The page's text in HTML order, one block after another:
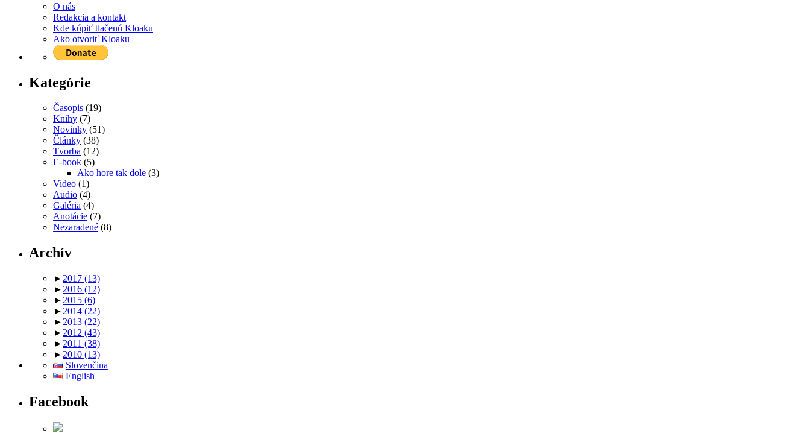
O nás
Redakcia a kontakt
Kde kúpiť tlačenú Kloaku
Ako otvoriť Kloaku
Kategórie
Časopis (19)
Knihy (7)
Novinky (51)
Články (38)
Tvorba (12)
E-book (5)
Ako hore tak dole (3)
Video (1)
Audio (4)
Galéria (4)
Anotácie (7)
Nezaradené (8)
Archív
► 2017 (13)
► 2016 (12)
► 2015 (6)
► 2014 (22)
► 2013 (22)
► 2012 (43)
► 2011 (38)
► 2010 (13)
Slovenčina
English
Facebook